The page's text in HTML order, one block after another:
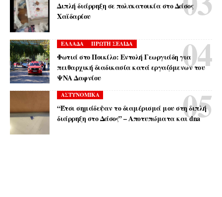
Διπλή διάρρηξη σε πολυκατοικία στο Δάσος
Χαϊδαρίου
ΕΛΛΑΔΑ ΠΡΩΤΗ ΣΕΛΙΔΑ
Φωτιά στο Ποικίλο: Εντολή Γεωργιάδη για
πειθαρχική διαδικασία κατά εργαζόμενων του
ΨΝΑ Δαφνίου
ΑΣΤΥΝΟΜΙΚΑ
“Έτσι σημάδεψαν το διαμέρισμά μου στη διπλή
διάρρηξη στο Δάσος” – Αποτυπώματα και dna